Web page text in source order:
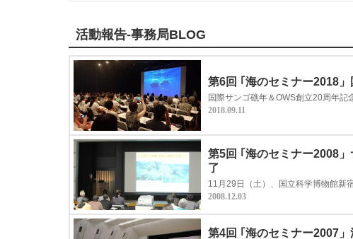
活動報告-事務局BLOG
第6回 ｢海のセミナー2018
国際サンゴ礁年＆OWS創立20周年
2018.09.11
第5回 ｢海のセミナー2008
了
11月29日（土）、国立科学博物館新
2008.12.03
第4回 ｢海のセミナー2007